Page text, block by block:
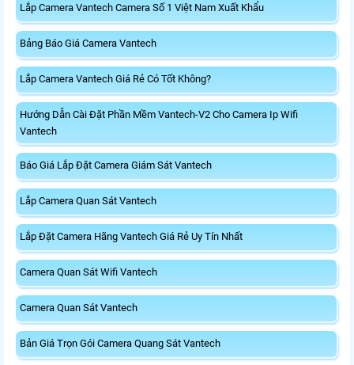
Lắp Camera Vantech Camera Số 1 Việt Nam Xuất Khẩu
Bảng Báo Giá Camera Vantech
Lắp Camera Vantech Giá Rẻ Có Tốt Không?
Hướng Dẫn Cài Đặt Phần Mềm Vantech-V2 Cho Camera Ip Wifi
Vantech
Báo Giá Lắp Đặt Camera Giám Sát Vantech
Lắp Camera Quan Sát Vantech
Lắp Đặt Camera Hãng Vantech Giá Rẻ Uy Tín Nhất
Camera Quan Sát Wifi Vantech
Camera Quan Sát Vantech
Bản Giá Trọn Gói Camera Quang Sát Vantech